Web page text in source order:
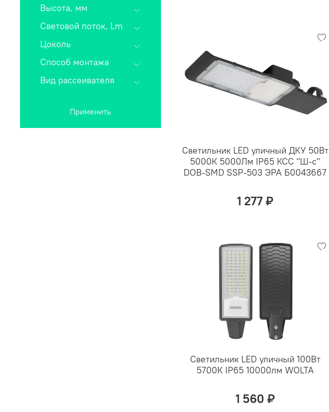
Светильник LED уличный ДКУ 50Вт
5000К 5000Лм IP65 КСС "Ш-с"
DOB-SMD SSP-503 ЭРА Б0043667
1 277 ₽
Светильник LED уличный 100Вт
5700К IP65 10000лм WOLTA
1 560 ₽
Высота, мм
Световой поток, Lm
Цоколь
Способ монтажа
Вид рассеивателя
Применить